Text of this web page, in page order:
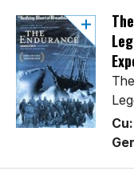
Cu: